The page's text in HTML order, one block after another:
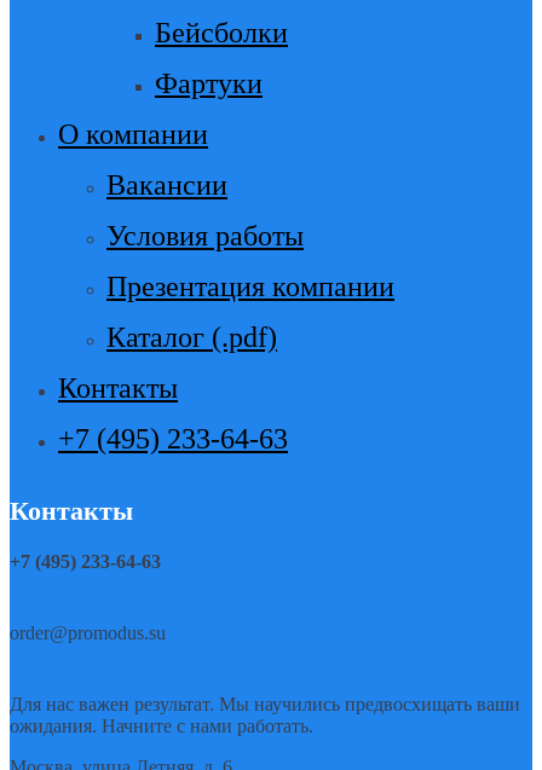
Бейсболки
Фартуки
О компании
Вакансии
Условия работы
Презентация компании
Каталог (.pdf)
Контакты
+7 (495) 233-64-63
Контакты
+7 (495) 233-64-63
order@promodus.su
Для нас важен результат. Мы научились предвосхищать ваши
ожидания. Начните с нами работать.